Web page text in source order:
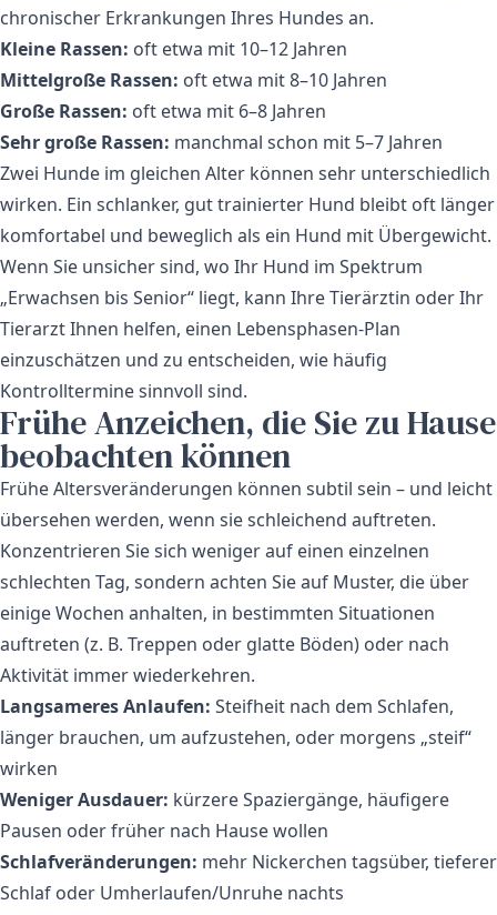
chronischer Erkrankungen Ihres Hundes an.
Kleine Rassen: oft etwa mit 10–12 Jahren
Mittelgroße Rassen: oft etwa mit 8–10 Jahren
Große Rassen: oft etwa mit 6–8 Jahren
Sehr große Rassen: manchmal schon mit 5–7 Jahren
Zwei Hunde im gleichen Alter können sehr unterschiedlich
wirken. Ein schlanker, gut trainierter Hund bleibt oft länger
komfortabel und beweglich als ein Hund mit Übergewicht.
Wenn Sie unsicher sind, wo Ihr Hund im Spektrum
„Erwachsen bis Senior“ liegt, kann Ihre Tierärztin oder Ihr
Tierarzt Ihnen helfen, einen Lebensphasen-Plan
einzuschätzen und zu entscheiden, wie häufig
Kontrolltermine sinnvoll sind.
Frühe Anzeichen, die Sie zu Hause
beobachten können
Frühe Altersveränderungen können subtil sein – und leicht
übersehen werden, wenn sie schleichend auftreten.
Konzentrieren Sie sich weniger auf einen einzelnen
schlechten Tag, sondern achten Sie auf Muster, die über
einige Wochen anhalten, in bestimmten Situationen
auftreten (z. B. Treppen oder glatte Böden) oder nach
Aktivität immer wiederkehren.
Langsameres Anlaufen: Steifheit nach dem Schlafen,
länger brauchen, um aufzustehen, oder morgens „steif“
wirken
Weniger Ausdauer: kürzere Spaziergänge, häufigere
Pausen oder früher nach Hause wollen
Schlafveränderungen: mehr Nickerchen tagsüber, tieferer
Schlaf oder Umherlaufen/Unruhe nachts